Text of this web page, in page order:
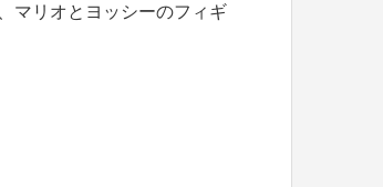
マリオとヨッシーのフィギ